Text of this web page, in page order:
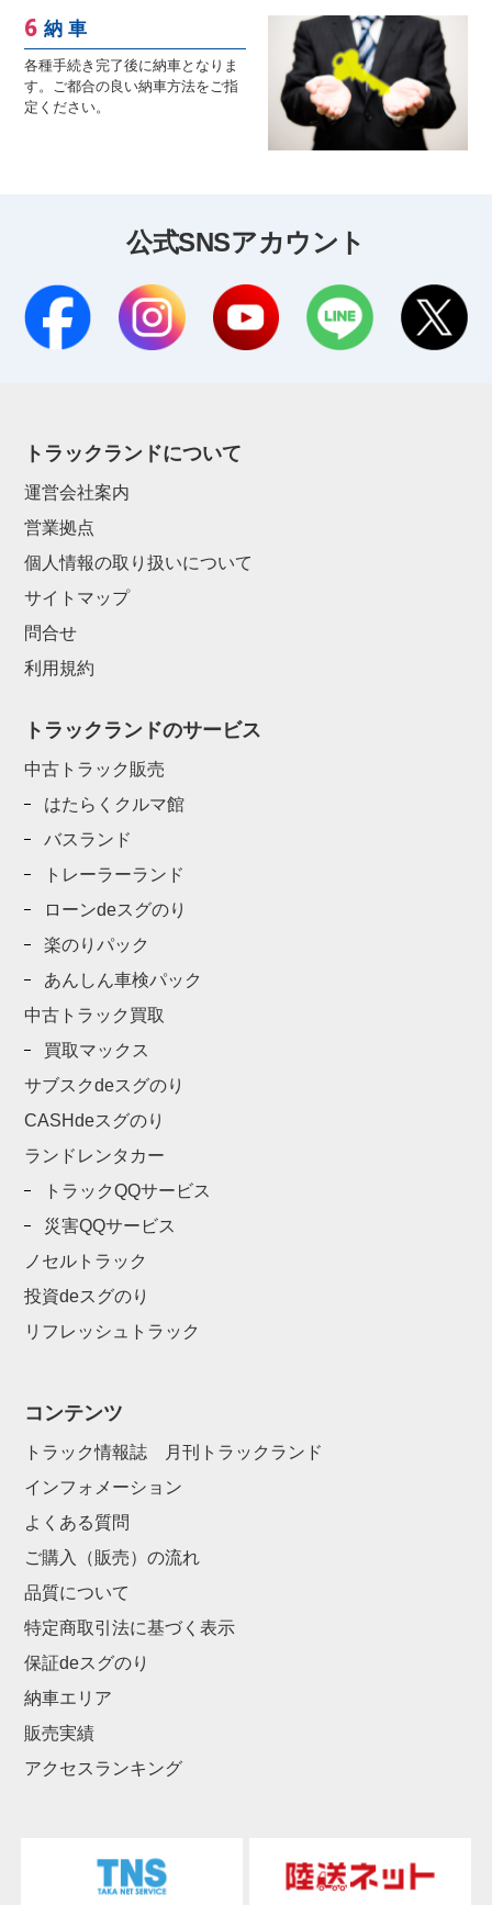
納 車
各種手続き完了後に納車となりま
す。ご都合の良い納車方法をご指
定ください。
公式SNSアカウント
トラックランドについて
運営会社案内
営業拠点
個人情報の取り扱いについて
サイトマップ
問合せ
利用規約
トラックランドのサービス
中古トラック販売
はたらくクルマ館
バスランド
トレーラーランド
ローンdeスグのり
楽のりパック
あんしん車検パック
中古トラック買取
買取マックス
サブスクdeスグのり
CASHdeスグのり
ランドレンタカー
トラックQQサービス
災害QQサービス
ノセルトラック
投資deスグのり
リフレッシュトラック
コンテンツ
トラック情報誌 月刊トラックランド
インフォメーション
よくある質問
ご購入（販売）の流れ
品質について
特定商取引法に基づく表示
保証deスグのり
納車エリア
販売実績
アクセスランキング